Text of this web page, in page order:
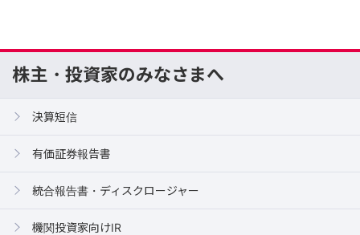
株主・投資家のみなさまへ
決算短信
有価証券報告書
統合報告書・ディスクロージャー
機関投資家向けIR